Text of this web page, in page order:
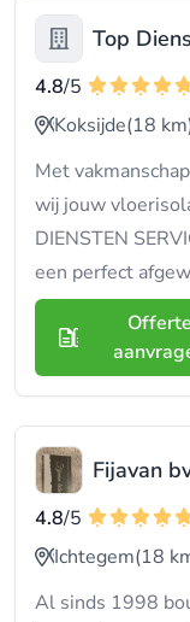
Top
4.8/5
Koksijde(18
Met
wij jouw
DIENSTEN
een perfect
Offerte
Fijavan
4.8/5
Ichtegem(18
Al sinds 1998